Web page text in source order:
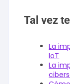
Tal vez
La
IoT
La